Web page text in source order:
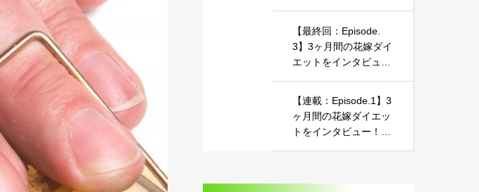
【最終回：Episode.
3】3ヶ月間の花嫁ダイ
エットをインタビュ
お話～
【連載：Episode.1】3
ヶ月間の花嫁ダイエッ
トをインタビュー！～